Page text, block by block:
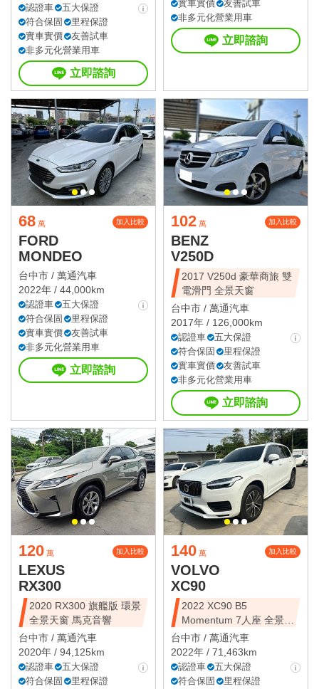
認證車
五大保證
符合保固
里程保證
實車實價
友善試車
非多元化營業用車
立即諮詢
實車實價
友善試車
非多元化營業用車
立即諮詢
68 萬 加入比較
FORD
MONDEO
台中市 / 萬通汽車
2022年 / 44,000km
認證車
五大保證
符合保固
里程保證
實車實價
友善試車
非多元化營業用車
立即諮詢
102 萬 加入比較
BENZ
V250D
2017 V250d 豪華商旅 雙
電滑門 全景天窗
台中市 / 萬通汽車
2017年 / 126,000km
認證車
五大保證
符合保固
里程保證
實車實價
友善試車
非多元化營業用車
立即諮詢
120 萬 加入比較
LEXUS
RX300
2020 RX300 旗艦版 環景
全景天窗 馬克音響
台中市 / 萬通汽車
2020年 / 94,125km
認證車
五大保證
符合保固
里程保證
140 萬 加入比較
VOLVO
XC90
2022 XC90 B5
Momentum 7人座 全景天
窗
台中市 / 萬通汽車
2022年 / 71,463km
認證車
五大保證
符合保固
里程保證